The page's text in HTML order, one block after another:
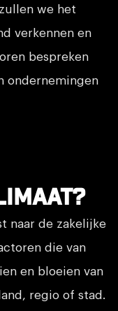
we het
verkennen en
bespreken
ondernemingen
naar de zakelijke
die van
en bloeien van
regio of stad.